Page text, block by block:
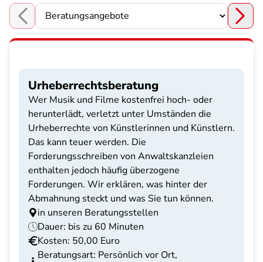
Choose a section
Urheberrechtsberatung
Wer Musik und Filme kostenfrei hoch- oder
herunterlädt, verletzt unter Umständen die
Urheberrechte von Künstlerinnen und Künstlern.
Das kann teuer werden. Die
Forderungsschreiben von Anwaltskanzleien
enthalten jedoch häufig überzogene
Forderungen. Wir erklären, was hinter der
Abmahnung steckt und was Sie tun können.
in unseren Beratungsstellen
Dauer: bis zu 60 Minuten
Kosten: 50,00 Euro
Beratungsart: Persönlich vor Ort,